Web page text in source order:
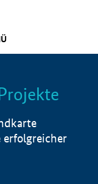
Info
erfolgreicher